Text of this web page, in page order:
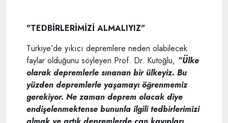
"TEDBİRLERİMİZİ ALMALIYIZ"
Türkiye’de yıkıcı depremlere neden olabilecek
faylar olduğunu söyleyen Prof. Dr. Kutoğlu, “Ülke
olarak depremlerle sınanan bir ülkeyiz. Bu
yüzden depremlerle yaşamayı öğrenmemiz
gerekiyor. Ne zaman deprem olacak diye
endişelenmektense bununla ilgili tedbirlerimizi